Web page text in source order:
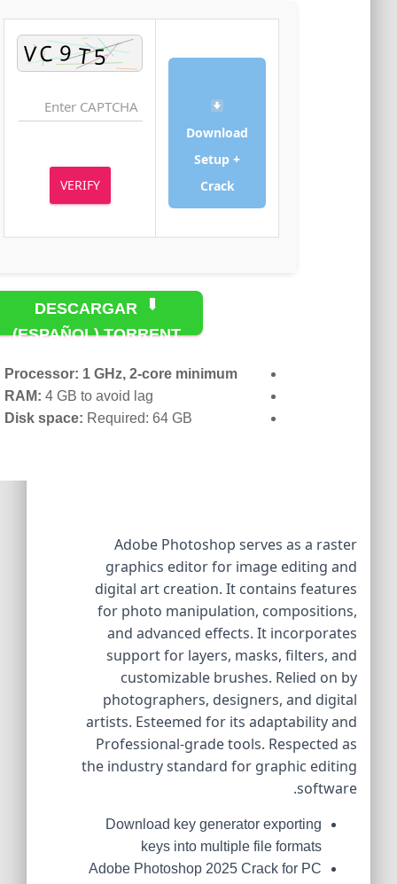
Download
Setup +
VERIFY
DESCARGAR
(ESPAÑOL) TORRENT
Processor:1 GHz, 2-core minimum
RAM: 4 GB to avoid lag
Disk space:Required: 64 GB
Adobe Photoshop serves as a raster
graphics editor for image editing and
digital art creation. It contains features
for photo manipulation, compositions,
and advanced effects. It incorporates
support for layers, masks, filters, and
customizable brushes. Relied on by
photographers, designers, and digital
artists. Esteemed for its adaptability and
Professional-grade tools. Respected as
the industry standard for graphic editing
software.
Download key generator exporting
keys into multiple file formats
Adobe Photoshop 2025 Crack for PC